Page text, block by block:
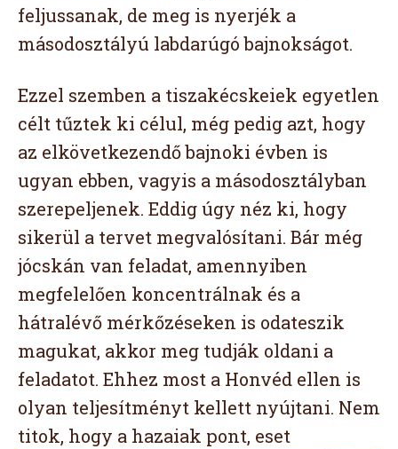
feljussanak, de meg is nyerjék a
másodosztályú labdarúgó bajnokságot.
Ezzel szemben a tiszakécskeiek egyetlen
célt tűztek ki célul, még pedig azt, hogy
az elkövetkezendő bajnoki évben is
ugyan ebben, vagyis a másodosztályban
szerepeljenek. Eddig úgy néz ki, hogy
sikerül a tervet megvalósítani. Bár még
jócskán van feladat, amennyiben
megfelelően koncentrálnak és a
hátralévő mérkőzéseken is odateszik
magukat, akkor meg tudják oldani a
feladatot. Ehhez most a Honvéd ellen is
olyan teljesítményt kellett nyújtani. Nem
titok, hogy a hazaiak pont, eset